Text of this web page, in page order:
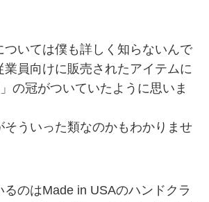
ついては僕も詳しく知らないんで
員向けに販売されたアイテムに
の冠がついていたように思いま
そういった類なのかもわかりませ
るのはMade in USAのハンドクラ